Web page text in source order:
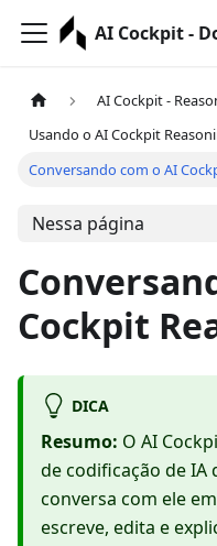
AI Cockpit -
AI Cockpit -
Usando o AI Cockpit
Conversando com o AI
Nessa página
Cockpit
DICA
Resumo: O AI
de codificação de IA
conversa com ele
escreve, edita e